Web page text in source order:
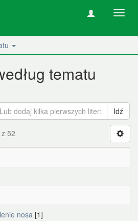
tematu
Idź
52
nosa [1]